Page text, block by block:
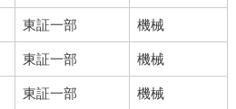
東証一部 機械
東証一部 機械
東証一部 機械